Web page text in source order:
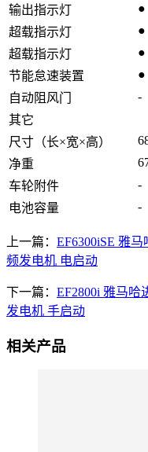
输出指示灯
●
超载指示灯
●
超载指示灯
●
节能怠速装置
●
自动阻风门
-
其它
尺寸（长×宽×高）
净重
车轮附件
-
电池容量
-
上一篇： EF6300iSE 雅
频发电机 电启动
下一篇： EF2800i 雅马哈
发电机 手启动
相关产品